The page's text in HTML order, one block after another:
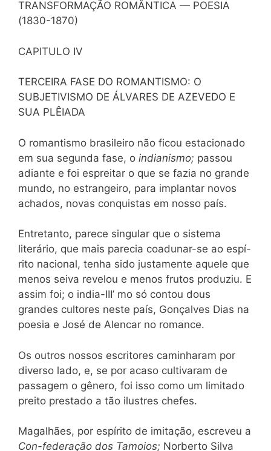
TRANSFORMAÇÃO ROMÂNTICA — POESIA
(1830-1870)
CAPITULO IV
TERCEIRA FASE DO ROMANTISMO: O
SUBJETIVISMO DE ÁLVARES DE AZEVEDO E
SUA PLÊIADA
O romantismo brasileiro não ficou estacionado
em sua segunda fase, o indianismo; passou
adiante e foi espreitar o que se fazia no grande
mundo, no estrangeiro, para implantar novos
achados, novas conquistas em nosso país.
Entretanto, parece singular que o sistema
literário, que mais parecia coadunar-se ao espí-
rito nacional, tenha sido justamente aquele que
menos seiva revelou e menos frutos produziu. E
assim foi; o india-III’ mo só contou dous
grandes cultores neste país, Gonçalves Dias na
poesia e José de Alencar no romance.
Os outros nossos escritores caminharam por
diverso lado, e, se por acaso cultivaram de
passagem o gênero, foi isso como um limitado
preito prestado a tão ilustres chefes.
Magalhães, por espírito de imitação, escreveu a
Con-federação dos Tamoios; Norberto Silva